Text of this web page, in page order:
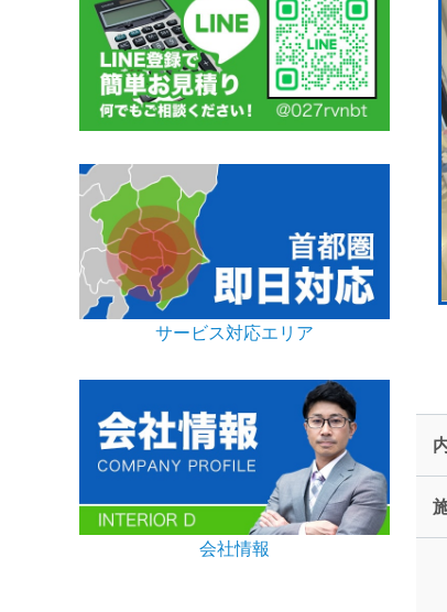
サービス対応エリア
会社情報